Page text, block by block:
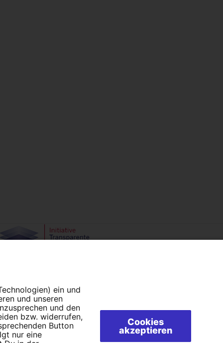
online spenden
ein und
und unseren
und den
bzw. widerrufen,
Button
nur eine
Cookies
akzeptieren